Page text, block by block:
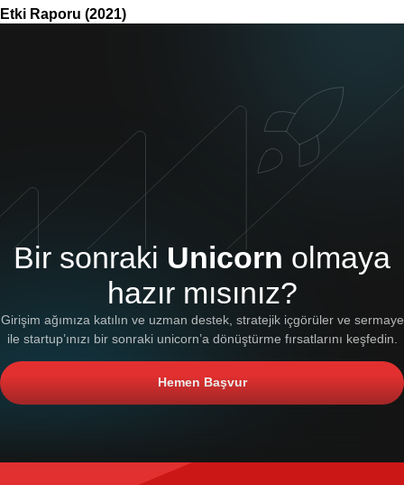
Etki Raporu (2021)
Bir sonraki Unicorn olmaya
hazır mısınız?
Girişim ağımıza katılın ve uzman destek, stratejik içgörüler ve sermaye
ile startup’ınızı bir sonraki unicorn’a dönüştürme fırsatlarını keşfedin.
Hemen Başvur